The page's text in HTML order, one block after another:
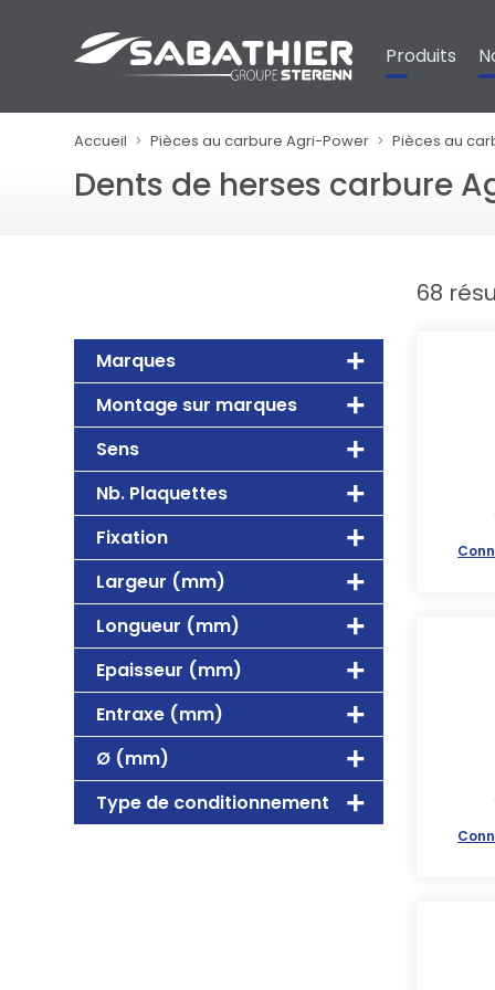
Produits
Accueil Pièces au carbure Agri-Power Pièces au
Dents de herses carbure
Marques
Montage sur marques
Sens
Nb. Plaquettes
Fixation
Largeur (mm)
Longueur (mm)
Epaisseur (mm)
Entraxe (mm)
Ø (mm)
Type de conditionnement
68